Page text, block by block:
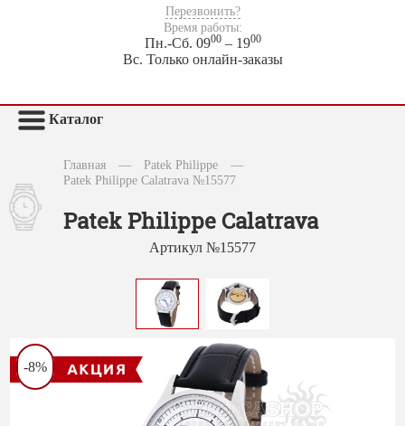
Перезвонить?
Время работы:
Пн.-Сб. 0900– 1900
Вс. Только онлайн-заказы
Каталог
Главная — Patek Philippe
—
Patek Philippe Calatrava №15577
Patek Philippe Calatrava
Артикул №15577
-8%